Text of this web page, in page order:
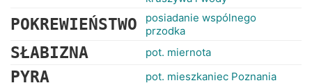
POKREWIEŃSTWO
posiadanie wspólnego
przodka
SŁABIZNA pot. miernota
PYRA pot. mieszkaniec Poznania